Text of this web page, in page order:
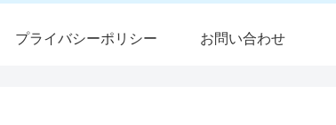
プライバシーポリシー お問い合わせ